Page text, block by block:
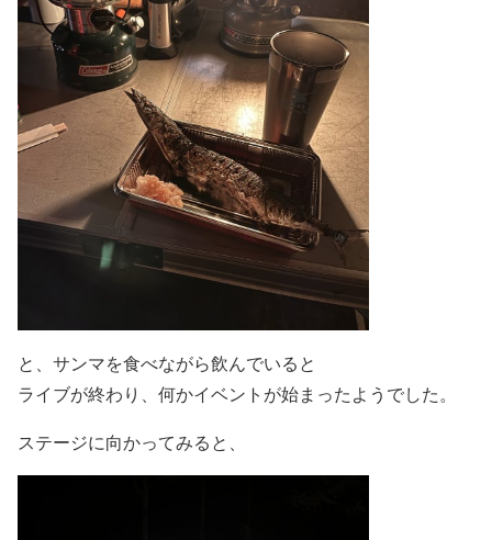
と、サンマを食べながら飲んでいると
ライブが終わり、何かイベントが始まったようでした。
ステージに向かってみると、